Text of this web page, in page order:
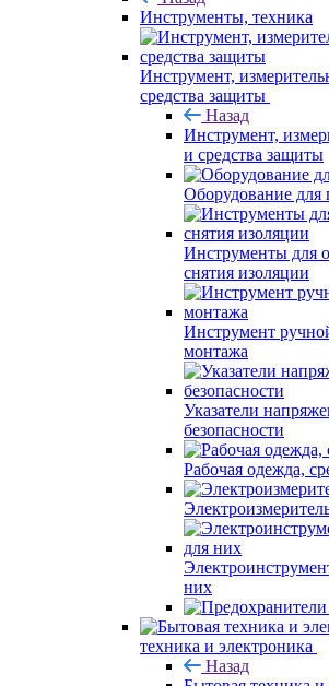
Инструменты, техника
Инструмент,
средства защиты
Назад
Инструмент,
и средства защиты
Оборудование для
Инструменты для
снятия изоляции
Инструмент
монтажа
Указатели
безопасности
Рабочая одежда,
них
техника и электроника
Назад